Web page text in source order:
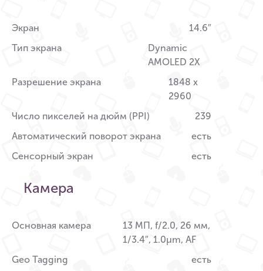
Экран
14.6″
Тип экрана
Dynamic
AMOLED 2X
Разрешение экрана
1848 x
2960
Число пикселей на дюйм (PPI)
239
Автоматический поворот экрана
есть
Сенсорный экран
есть
Камера
Основная камера
13 МП, f/2.0, 26 мм,
1/3.4″, 1.0µm, AF
Geo Tagging
есть